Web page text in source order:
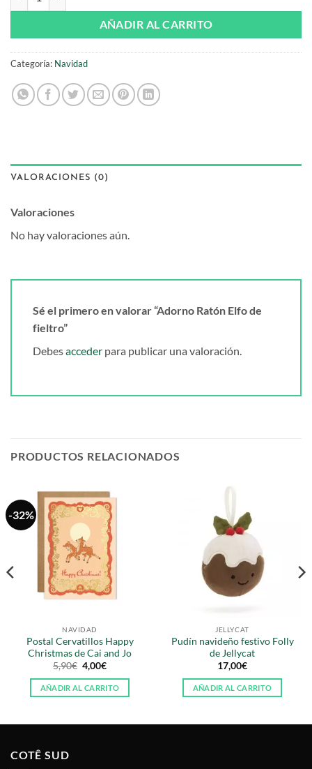
AÑADIR AL CARRITO
Categoría: Navidad
VALORACIONES (0)
Valoraciones
No hay valoraciones aún.
Sé el primero en valorar “Adorno Ratón Elfo de
fieltro”
Debesacceder para publicar una valoración.
PRODUCTOS RELACIONADOS
-32%
NAVIDAD
Postal Cervatillos Happy
Christmas de Cai and Jo
5,90€ El
precio
original
era:
4,00€El
actual
es:
AÑADIR AL CARRITO
JELLYCAT
Pudín navideño festivo Folly
de Jellycat
17,00€
AÑADIR AL CARRITO
COTÊ SUD